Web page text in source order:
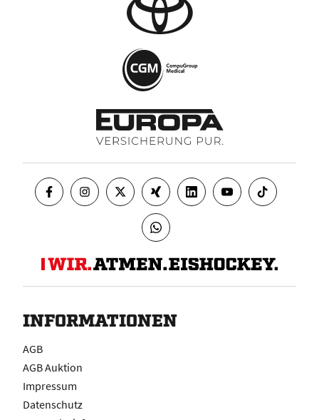
INFORMATIONEN
AGB
AGB Auktion
Impressum
Datenschutz